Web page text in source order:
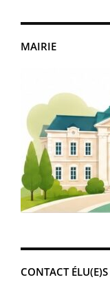
MAIRIE
CONTACT ÉLU(E)S